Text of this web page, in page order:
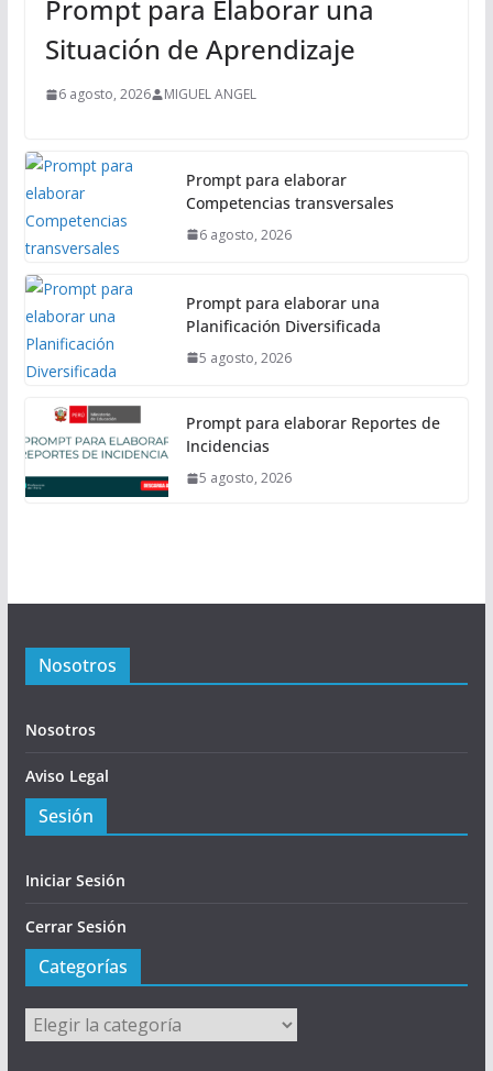
Prompt para Elaborar una
Situación de Aprendizaje
6 agosto, 2026 MIGUEL ANGEL
Prompt para elaborar
Competencias transversales
6 agosto, 2026
Prompt para elaborar una
Planificación Diversificada
5 agosto, 2026
Prompt para elaborar Reportes de
Incidencias
5 agosto, 2026
Nosotros
Nosotros
Aviso Legal
Sesión
Iniciar Sesión
Cerrar Sesión
Categorías
Categorías